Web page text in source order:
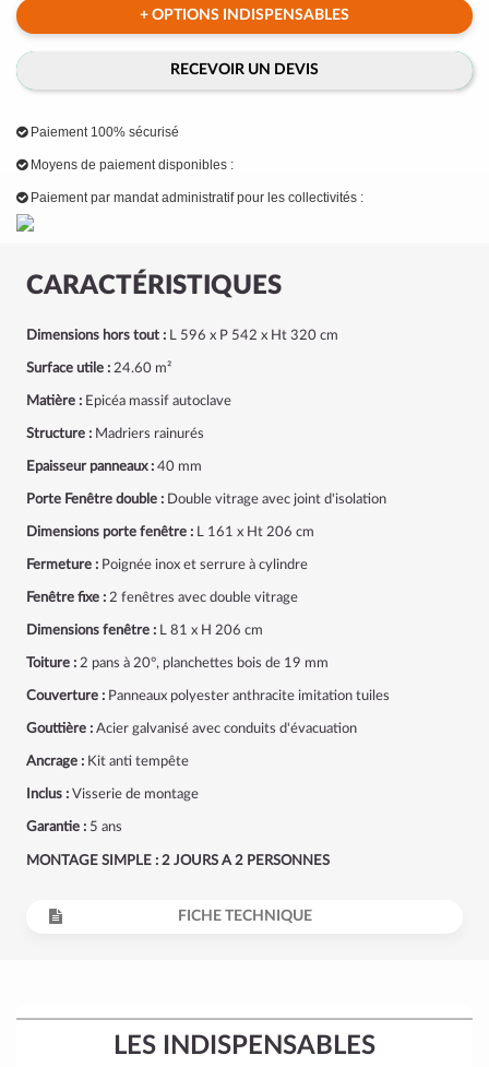
CARACTÉRISTIQUES
Dimensions hors tout : L 596 x P 542 x Ht 320 cm
Surface utile : 24.60 m²
Matière : Epicéa massif autoclave
Structure : Madriers rainurés
Epaisseur panneaux : 40 mm
Porte Fenêtre double : Double vitrage avec joint d'isolation
Dimensions porte fenêtre : L 161 x Ht 206 cm
Fermeture : Poignée inox et serrure à cylindre
Fenêtre fixe : 2 fenêtres avec double vitrage
Dimensions fenêtre : L 81 x H 206 cm
Toiture : 2 pans à 20°, planchettes bois de 19 mm
Couverture : Panneaux polyester anthracite imitation tuiles
Gouttière : Acier galvanisé avec conduits d'évacuation
Ancrage : Kit anti tempête
Inclus : Visserie de montage
Garantie : 5 ans
MONTAGE SIMPLE : 2 JOURS A 2 PERSONNES
FICHE TECHNIQUE
+ OPTIONS INDISPENSABLES
RECEVOIR UN DEVIS
Paiement 100% sécurisé
Moyens de paiement disponibles :
Paiement par mandat administratif pour les collectivités :
LES INDISPENSABLES